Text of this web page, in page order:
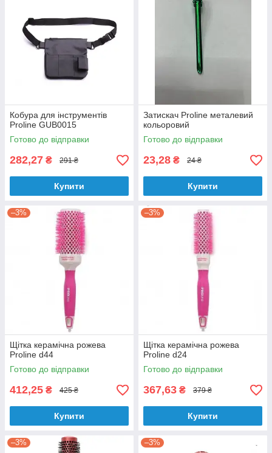
Кобура для інструментів
Proline GUB0015
Готово до відправки
282,27 ₴ 291 ₴
Купити
Затискач Proline металевий
кольоровий
Готово до відправки
23,28 ₴ 24 ₴
Купити
–3%
Щітка керамічна рожева
Proline d44
Готово до відправки
412,25 ₴ 425 ₴
Купити
–3%
Щітка керамічна рожева
Proline d24
Готово до відправки
367,63 ₴ 379 ₴
Купити
–3% –3%